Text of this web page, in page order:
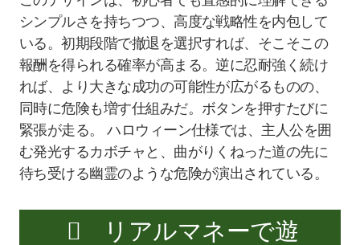
シンプルさを持ちつつ、高度な戦略性を内包して
いる。初期段階で撤退を選択すれば、そこそこの
報酬を得られる確率が高まる。逆に忍耐強く続け
れば、より大きな成功の可能性が広がるものの、
同時に危険も増す仕組みだ。ボタンを押すたびに
緊張が走る。 ハロウィーン仕様では、主人公を囲
む発光するカボチャと、曲がりくねった道の先に
待ち受ける幽霊のような危険が演出されている。
リアルマネーで遊